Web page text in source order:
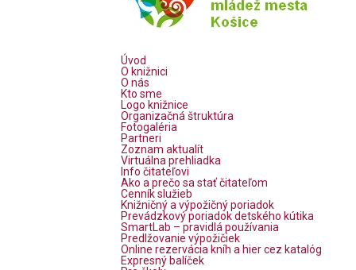
Úvod
O knižnici
O nás
Kto sme
Logo knižnice
Organizačná štruktúra
Fotogaléria
Partneri
Zoznam aktualít
Virtuálna prehliadka
Info čitateľovi
Ako a prečo sa stať čitateľom
Cenník služieb
Knižničný a výpožičný poriadok
Prevádzkový poriadok detského kútika
SmartLab – pravidlá používania
Predlžovanie výpožičiek
Online rezervácia kníh a hier cez katalóg
Expresný balíček